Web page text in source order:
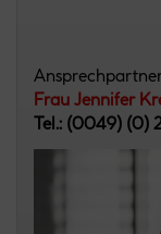
Frau Jennifer
Tel.: (0049) (0)